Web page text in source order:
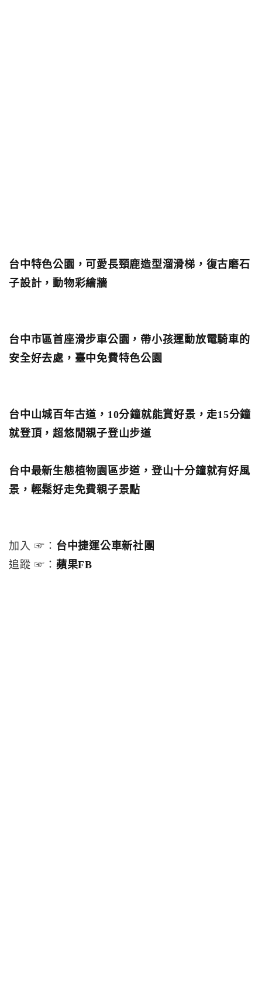
台中特色公園，可愛長頸鹿造型溜滑梯，復古磨石
子設計，動物彩繪牆
台中市區首座滑步車公園，帶小孩運動放電騎車的
安全好去處，臺中免費特色公園
台中山城百年古道，10分鐘就能賞好景，走15分鐘
就登頂，超悠閒親子登山步道
台中最新生態植物園區步道，登山十分鐘就有好風
景，輕鬆好走免費親子景點
加入 ☞： 台中捷運公車新社團
追蹤 ☞： 蘋果FB